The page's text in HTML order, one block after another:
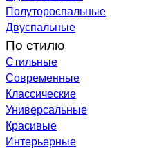
Полутороспальные
Двуспальные
По стилю
Стильные
Современные
Классические
Универсальные
Красивые
Интерьерные